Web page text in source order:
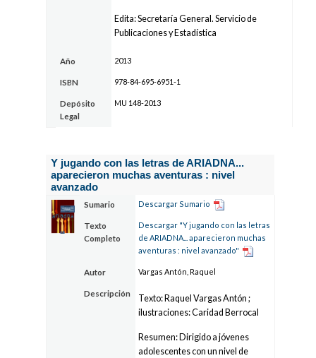
Edita: Secretaría General. Servicio de
Publicaciones y Estadística
Año 2013
ISBN 978-84-695-6951-1
Depósito
Legal
MU 148-2013
Y jugando con las letras de ARIADNA...
aparecieron muchas aventuras : nivel
avanzado
Sumario Descargar Sumario
Texto
Completo
Descargar "Y jugando con las letras
de ARIADNA... aparecieron muchas
aventuras : nivel avanzado"
Autor Vargas Antón, Raquel
Descripción
Texto: Raquel Vargas Antón ;
ilustraciones: Caridad Berrocal
Resumen: Dirigido a jóvenes
adolescentes con un nivel de